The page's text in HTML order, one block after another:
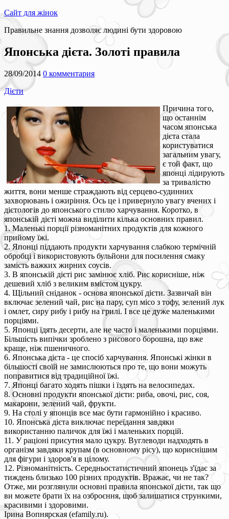
Сайт для жінок
Правильне знання дозволяє людині бути здоровою
Японська дієта. Золоті правила
28/09/2014 0 комментария
Дієти
Причина того,
що останнім
часом японська
дієта стала
користуватися
загальним увагу,
є той факт, що
японці лідирують
за тривалістю
життя, вони менше страждають від серцево-судинних
захворювань і ожиріння. Ось це і привернуло увагу вчених і
дієтологів до японського стилю харчування. Коротко, в
японській дієті можна виділити кілька основних правил.
1. Маленькі порції різноманітних продуктів для кожного
прийому їжі.
2. Японці піддають продукти харчування слабкою термічній
обробці і використовують бульйони для посилення смаку
замість важких жирних соусів.
3. В японській дієті рис замінює хліб. Рис корисніше, ніж
дешевий хліб з великим вмістом цукру.
4. Щільний сніданок - основа японської дієти. Зазвичай він
включає зелений чай, рис на пару, суп місо з тофу, зелений лук
і омлет, сиру рибу і рибу на грилі. І все це дуже маленькими
порціями.
5. Японці їдять десерти, але не часто і маленькими порціями.
Більшість випічки зроблено з рисового борошна, що вже
краще, ніж пшеничного.
6. Японська дієта - це спосіб харчування. Японські жінки в
більшості своїй не замислюються про те, що вони можуть
поправитися від традиційної їжі.
7. Японці багато ходять пішки і їздять на велосипедах.
8. Основні продукти японської дієти: риба, овочі, рис, соя,
макарони, зелений чай, фрукти.
9. На столі у японців все має бути гармонійно і красиво.
10. Японська дієта виключає переїдання завдяки
використанню паличок для їжі і маленьких порцій.
11. У раціоні присутня мало цукру. Вуглеводи надходять в
організм завдяки крупам (в основному рісу), що кориснішим
для фігури і здоров'я в цілому.
12. Різноманітність. Середньостатистичний японець з'їдає за
тиждень близько 100 різних продуктів. Вражає, чи не так?
Отже, ми розглянули основні правила японської дієти, так що
ви можете брати їх на озброєння, щоб залишатися стрункими,
красивими і здоровими.
Ірина Вопнярская (efamily.ru).